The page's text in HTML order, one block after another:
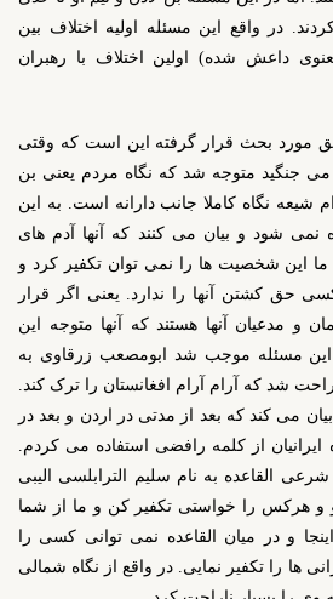
در واقع این مسئله اولیه اختلاف بین
داعش شده) اولین اختلاف با رهبران
مورد بحث قرار گرفته این است که وقتی
جنگید متوجه شد که نگاه مردم یعنی بن
شیعه نگاه کاملا جانب دارانه است. به این
نمی شود و بیان می کنند که آنها آدم های
این شخصیت ها را نمی توان تکفیر کرد و
حق کشتن آنها را ندارد. یعنی اگر قرار
و مدعیان آنها هستند که آنها متوجه این
این مسئله موجب شد ابومصعب زرقاوی به
شد که آرام آرام افغانستان را ترک کند.
می کند که بعد از مدتی در اردن و بعد در
ایرانیان از کلمه رافضی استفاده می کردم.
شرعی القاعده به نام سلیم الترابلسی الیبی
و هرکس را خواستی تکفیر کن و ما از شما
و در میان القاعده نمی توانی کسی را
ها را تکفیر نمایی. در واقع از نگاه شمالی